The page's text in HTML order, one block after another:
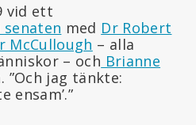
vid ett
med Dr Robert
McCullough – alla
– och Brianne
”Och jag tänkte:
ensam’.”